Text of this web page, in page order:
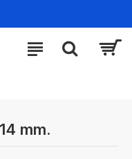
mm.